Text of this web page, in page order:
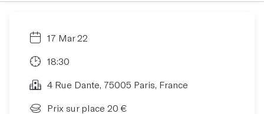
17 Mar 22
18:30
4 Rue Dante, 75005 Paris, France
Prix sur place 20 €